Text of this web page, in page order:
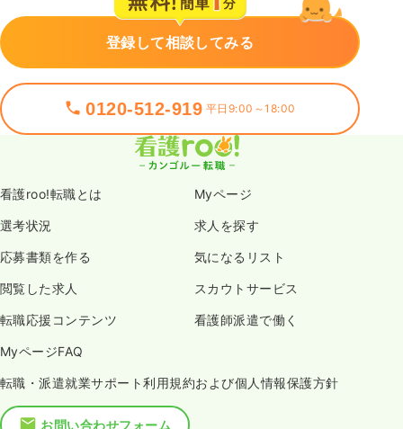
登録して相談してみる
0120-512-919 平日9:00～18:00
看護roo!転職とは Myページ
選考状況 求人を探す
応募書類を作る 気になるリスト
閲覧した求人 スカウトサービス
転職応援コンテンツ 看護師派遣で働く
MyページFAQ
転職・派遣就業サポート利用規約および個人情報保護方針
お問い合わせフォーム